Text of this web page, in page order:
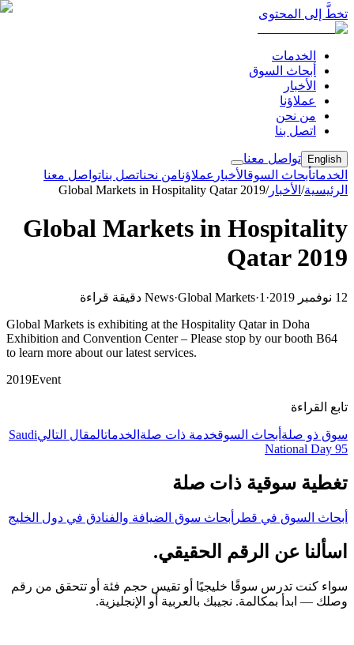
تخطَّ إلى المحتوى
الخدمات
أبحاث السوق
الأخبار
عملاؤنا
من نحن
اتصل بنا
English
تواصل معنا
الخدماتأبحاث السوقالأخبار عملاؤنامن نحناتصل بناتواصل معنا
الرئيسية/ الأخبار/
Global Markets in Hospitality Qatar 2019
Global Markets in Hospitality
Qatar 2019
12 نوفمبر 2019 ·
News·Global Markets·1 دقيقة قراءة
Global Markets is exhibiting at the Hospitality Qatar in Doha
Exhibition and Convention Center – Please stop by our booth B64
to learn more about our latest services.
2019Event
تابع القراءة
سوق ذو صلة أبحاث السوقخدمة ذات صلة الخدماتالمقال التاليSaudi
National Day 95
تغطية سوقية ذات صلة
أبحاث السوق في قطر أبحاث سوق الضيافة والفنادق في دول الخليج
اسألنا عن الرقم الحقيقي.
سواء كنت تدرس سوقًا خليجيًا أو تقيس حجم فئة أو تتحقق من رقم
وصلك — ابدأ بمكالمة. نجيبك بالعربية أو الإنجليزية.